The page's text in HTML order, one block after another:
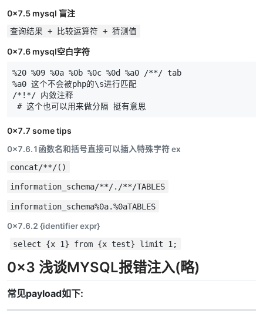
0x7.5 mysql 盲注
查询结果 + 比较运算符 + 猜测值
0x7.6 mysql空白字符
%20 %09 %0a %0b %0c %0d %a0 /**/ tab
%a0 这个不会被php的\s进行匹配
/*!*/ 内敛注释
# 这个也可以用来做分隔 挺有意思
0x7.7 some tips
0x7.6.1函数名和括号直接可以插入特殊字符 ex
concat/**/()
information_schema/**/./**/TABLES
information_schema%0a.%0aTABLES
0x7.6.2 {identifier expr}
select {x 1} from {x test} limit 1;
0x3 浅谈MYSQL报错注入(略)
常见payload如下: